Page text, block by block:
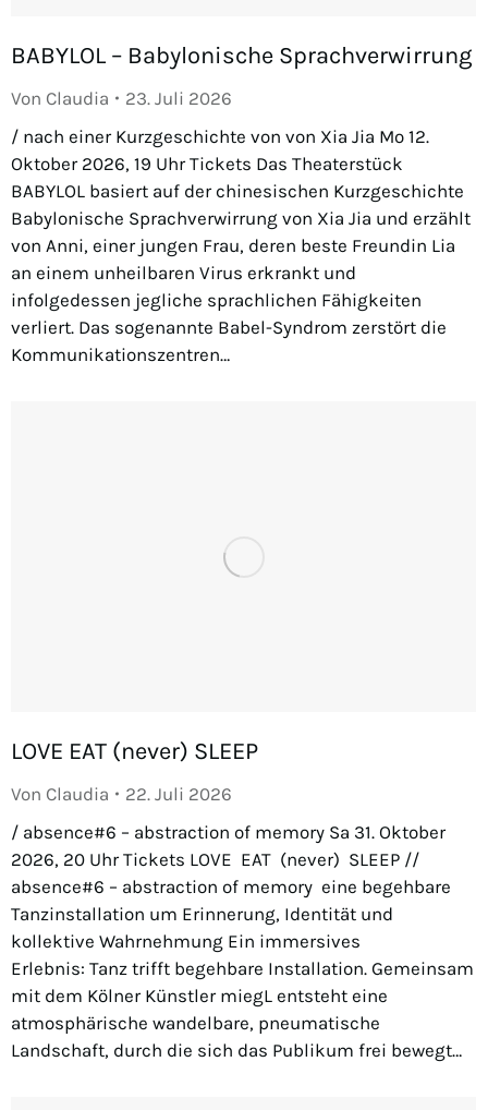
BABYLOL – Babylonische Sprachverwirrung
Von Claudia
23. Juli 2026
/ nach einer Kurzgeschichte von von Xia Jia Mo 12.
Oktober 2026, 19 Uhr Tickets Das Theaterstück
BABYLOL basiert auf der chinesischen Kurzgeschichte
Babylonische Sprachverwirrung von Xia Jia und erzählt
von Anni, einer jungen Frau, deren beste Freundin Lia
an einem unheilbaren Virus erkrankt und
infolgedessen jegliche sprachlichen Fähigkeiten
verliert. Das sogenannte Babel-Syndrom zerstört die
Kommunikationszentren…
LOVE EAT (never) SLEEP
Von Claudia
22. Juli 2026
/ absence#6 – abstraction of memory Sa 31. Oktober
2026, 20 Uhr Tickets LOVE EAT (never) SLEEP //
absence#6 – abstraction of memory eine begehbare
Tanzinstallation um Erinnerung, Identität und
kollektive Wahrnehmung Ein immersives
Erlebnis: Tanz trifft begehbare Installation. Gemeinsam
mit dem Kölner Künstler miegL entsteht eine
atmosphärische wandelbare, pneumatische
Landschaft, durch die sich das Publikum frei bewegt…